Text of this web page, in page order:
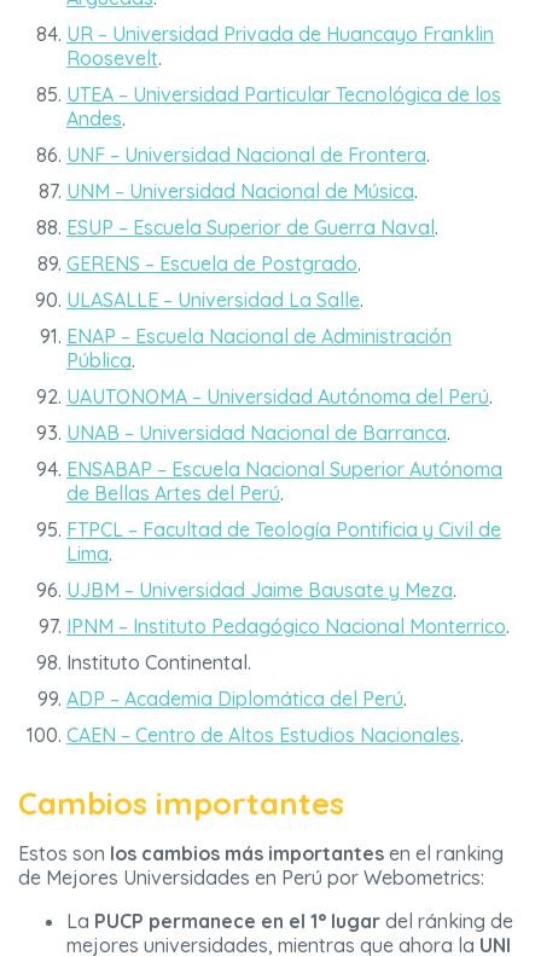
UR – Universidad Privada de Huancayo Franklin
Roosevelt.
UTEA – Universidad Particular Tecnológica de los
Andes.
UNF – Universidad Nacional de Frontera.
UNM – Universidad Nacional de Música.
ESUP – Escuela Superior de Guerra Naval.
GERENS – Escuela de Postgrado.
ULASALLE – Universidad La Salle.
ENAP – Escuela Nacional de Administración
Pública.
UAUTONOMA – Universidad Autónoma del Perú.
UNAB – Universidad Nacional de Barranca.
ENSABAP – Escuela Nacional Superior Autónoma
de Bellas Artes del Perú.
FTPCL – Facultad de Teología Pontificia y Civil de
Lima.
UJBM – Universidad Jaime Bausate y Meza.
IPNM – Instituto Pedagógico Nacional Monterrico.
Instituto Continental.
ADP – Academia Diplomática del Perú.
CAEN – Centro de Altos Estudios Nacionales.
Cambios importantes
Estos son los cambios más importantes en el ranking
de Mejores Universidades en Perú por Webometrics:
La PUCP permanece en el 1° lugar del ránking de
mejores universidades, mientras que ahora la UNI